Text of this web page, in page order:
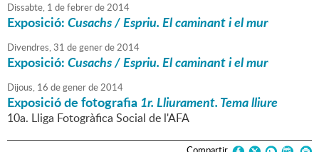
Dissabte, 1 defebrerde2014
Exposició:Cusachs / Espriu. El caminant i el mur
Divendres,31 degenerde2014
Exposició:Cusachs / Espriu. El caminant i el mur
Dijous, 16 degenerde2014
Exposició de fotografia1r. Lliurament. Tema lliure
10a. Lliga Fotogràfica Social de l'AFA